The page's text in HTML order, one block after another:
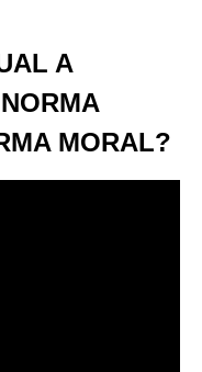
A
MORAL?